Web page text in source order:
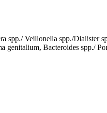
spp./ Veillonella spp./Dialister
genitalium, Bacteroides spp./